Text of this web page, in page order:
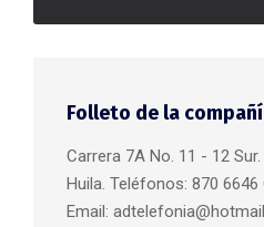
Folleto de la
Carrera 7A No. 11 - 12
Huila. Teléfonos: 870 6646
Email: